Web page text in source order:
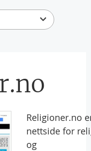
Religioner.no
nettside for
og